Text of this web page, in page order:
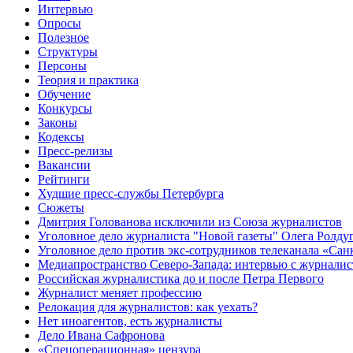
Интервью
Опросы
Полезное
Структуры
Персоны
Теория и практика
Обучение
Конкурсы
Законы
Кодексы
Пресс-релизы
Вакансии
Рейтинги
Худшие пресс-службы Петербурга
Сюжеты
Дмитрия Голованова исключили из Союза журналистов
Уголовное дело журналиста "Новой газеты" Олега
Уголовное дело против экс-сотрудников телеканала
Медиапространство Северо-Запада: интервью с
Российская журналистика до и после Петра Первого
Журналист меняет профессию
Релокация для журналистов: как уехать?
Нет иноагентов, есть журналисты
Дело Ивана Сафронова
«Спецоперационная» цензура